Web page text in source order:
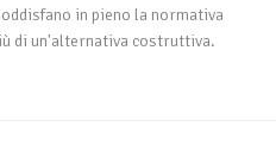
in pieno la normativa
di un'alternativa costruttiva.